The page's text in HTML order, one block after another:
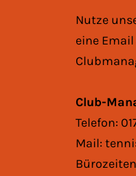
Nutze
eine
Club-
Telefon:
Mail: